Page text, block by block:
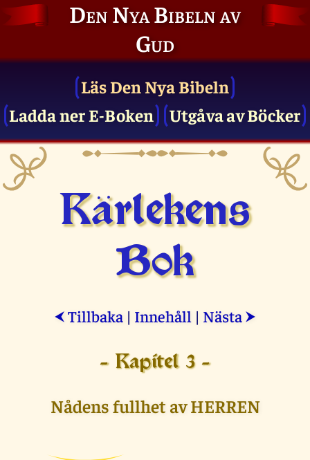
Den Nya Bibeln av
Gud
Läs Den Nya Bibeln
Ladda ner E-Boken
Utgåva av Böcker
Kärlekens
Bok
⮜ Tillbaka | Innehåll | Nästa ⮞
- Kapitel 3 -
Nådens fullhet av HERREN